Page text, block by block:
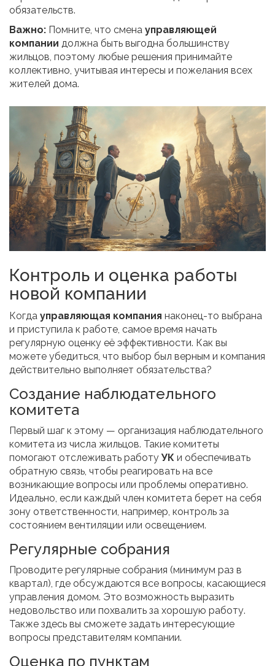
обязательств.
Важно: Помните, что смена управляющей
компании должна быть выгодна большинству
жильцов, поэтому любые решения принимайте
коллективно, учитывая интересы и пожелания всех
жителей дома.
Контроль и оценка работы
новой компании
Когда управляющая компания наконец-то выбрана
и приступила к работе, самое время начать
регулярную оценку её эффективности. Как вы
можете убедиться, что выбор был верным и компания
действительно выполняет обязательства?
Создание наблюдательного
комитета
Первый шаг к этому — организация наблюдательного
комитета из числа жильцов. Такие комитеты
помогают отслеживать работуУК и обеспечивать
обратную связь, чтобы реагировать на все
возникающие вопросы или проблемы оперативно.
Идеально, если каждый член комитета берет на себя
зону ответственности, например, контроль за
состоянием вентиляции или освещением.
Регулярные собрания
Проводите регулярные собрания (минимум раз в
квартал), где обсуждаются все вопросы, касающиеся
управления домом. Это возможность выразить
недовольство или похвалить за хорошую работу.
Также здесь вы сможете задать интересующие
вопросы представителям компании.
Оценка по пунктам